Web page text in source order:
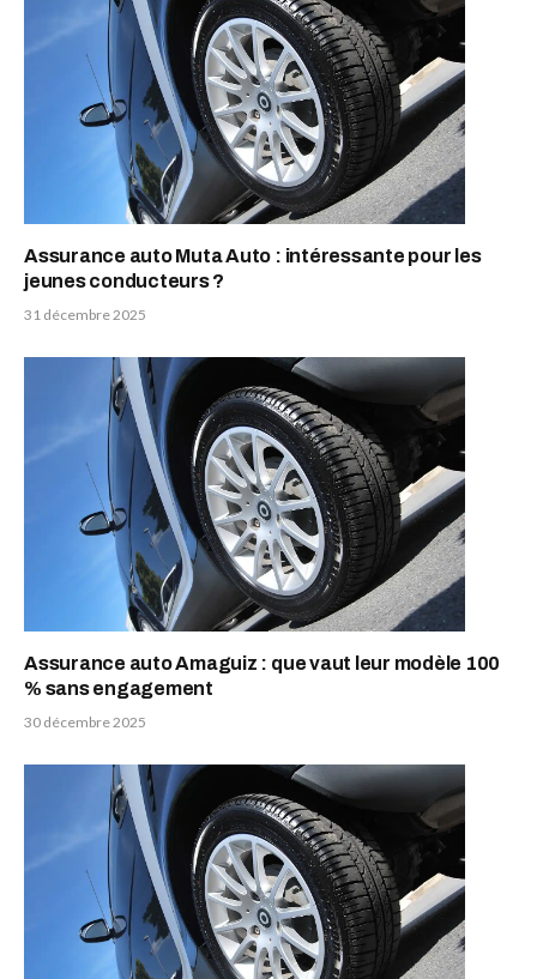
Assurance auto Muta Auto : intéressante pour les
jeunes conducteurs ?
31 décembre 2025
Assurance auto Amaguiz : que vaut leur modèle 100
% sans engagement
30 décembre 2025